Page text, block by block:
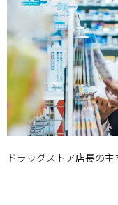
ドラッグストア店長の主